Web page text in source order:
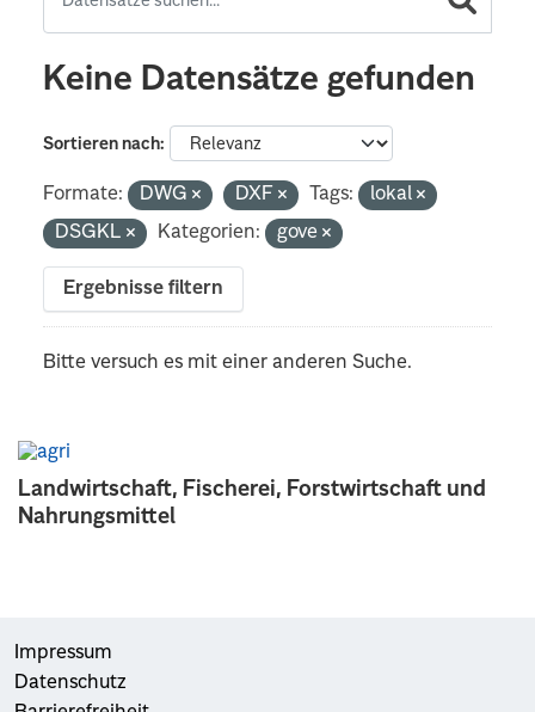
Landwirtschaft, Fischerei, Forstwirtschaft und
Nahrungsmittel
Keine Datensätze gefunden
Sortieren nach
Formate: DWG DXF Tags:
lokal
DSGKL
Kategorien: gove
Ergebnisse filtern
Bitte versuch es mit einer anderen Suche.
Impressum
Datenschutz